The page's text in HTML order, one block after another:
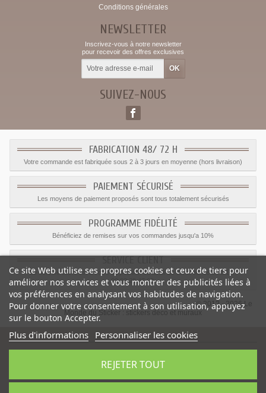
Conditions générales
NEWSLETTER
Inscrivez-vous à notre newsletter
pour recevoir des offres exclusives
SUIVEZ-NOUS
FABRICATION 48/ 72 H
Votre commande est fabriquée sous 2 à 3 jours en moyenne (hors livraison)
PAIEMENT SÉCURISÉ
Les moyens de paiement proposés sont tous totalement sécurisés
PROGRAMME FIDÉLITÉ
Bénéficiez de remises sur vos commandes jusqu'a 10%
Le service client est a votre disposition du lundi au vendredi de 8h à 17h
09.82.28.47.69.
© 2012 - 2026 Le
Monde du Sticker :
stickers déco et muraux
Sticker Papillon vert jaune- Catégorie: Sticker Fleurs
Ce site Web utilise ses propres cookies et ceux de tiers pour
améliorer nos services et vous montrer des publicités liées à
vos préférences en analysant vos habitudes de navigation.
Pour donner votre consentement à son utilisation, appuyez
sur le bouton Accepter.
Plus d'informations Personnaliser les cookies
REJETER TOUT